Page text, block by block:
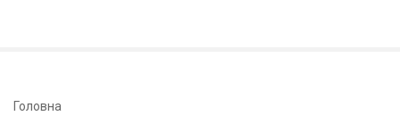
S
Головна